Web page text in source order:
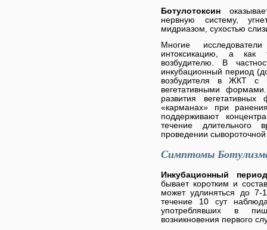
Ботулотоксин
нервную систему,
мидриазом, сухостью
Многие
интоксикацию, а как
возбудителю. В
инкубационный период
возбудителя в ЖКТ с
вегетативными
развития
«карманах» при
поддерживают
течение длительного
проведении
Симптомы
Инкубационный
бывает коротким и
может удлиняться до 7-
течение 10 сут
употреблявших в
возникновения первого